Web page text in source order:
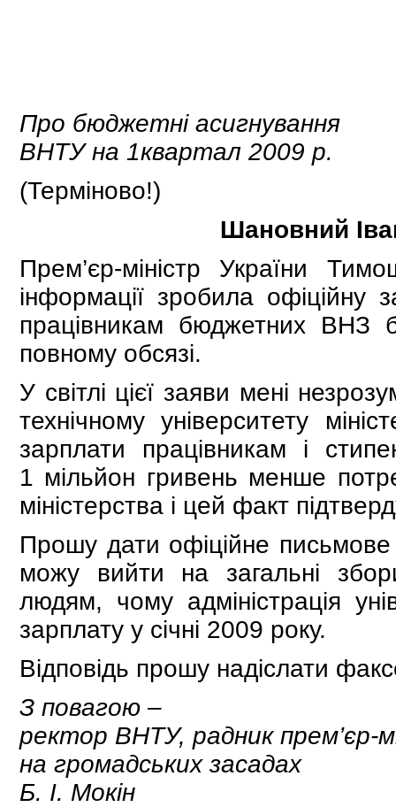
Про бюджетні асигнування
ВНТУ на 1квартал 2009 р.
(Терміново!)
Шановний
Прем’єр-міністр України
інформації зробила офіційну
працівникам бюджетних ВНЗ
повному обсязі.
У світлі цієї заяви мені
технічному університету
зарплати працівникам і
1 мільйон гривень менше
міністерства і цей факт
Прошу дати офіційне
можу вийти на загальні
людям, чому адміністрація
зарплату у січні 2009 року.
Відповідь прошу надіслати
З повагою –
ректор ВНТУ, радник прем’єр-
на громадських засадах
Б. І. Мокін